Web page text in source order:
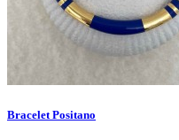
Bracelet Positano